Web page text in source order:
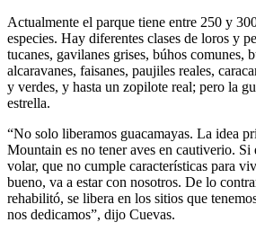
Actualmente el parque tiene entre 250 y
especies. Hay diferentes clases de loros y
tucanes, gavilanes grises, búhos comunes,
alcaravanes, faisanes, paujiles reales,
y verdes, y hasta un zopilote real; pero la
estrella.
“No solo liberamos guacamayas. La idea
Mountain es no tener aves en cautiverio. Si
volar, que no cumple características para
bueno, va a estar con nosotros. De lo
rehabilitó, se libera en los sitios que
nos dedicamos”, dijo Cuevas.